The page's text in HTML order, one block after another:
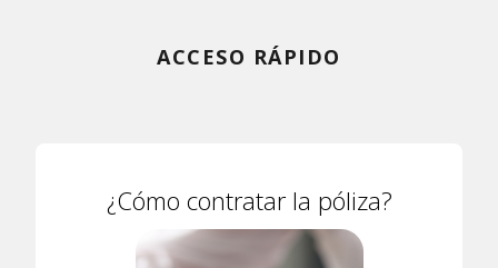
ACCESO RÁPIDO
¿Cómo contratar la póliza?